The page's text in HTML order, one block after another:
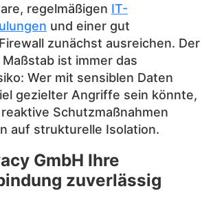
regelmäßigen IT-
und einer gut
zunächst ausreichen. Der
ist immer das
Wer mit sensiblen Daten
gezielter Angriffe sein könnte,
Schutzmaßnahmen
auf strukturelle Isolation.
GmbH Ihre
zuverlässig